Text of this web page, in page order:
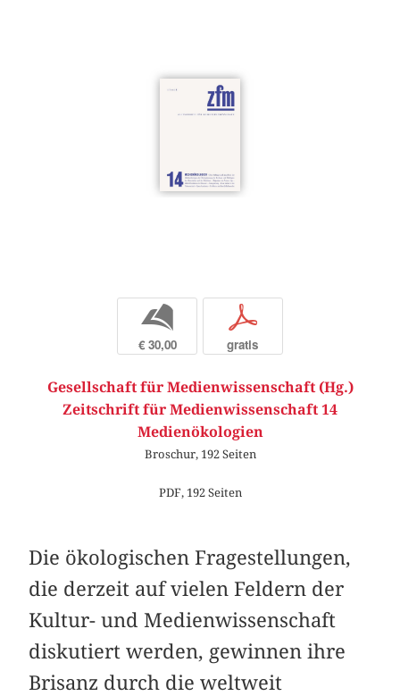
b
€ 30,00
p
gratis
Gesellschaft für Medienwissenschaft (Hg.)
Zeitschrift für Medienwissenschaft 14
Medienökologien
Broschur, 192 Seiten
PDF, 192 Seiten
Die ökologischen Fragestellungen,
die derzeit auf vielen Feldern der
Kultur- und Medienwissenschaft
diskutiert werden, gewinnen ihre
Brisanz durch die weltweit